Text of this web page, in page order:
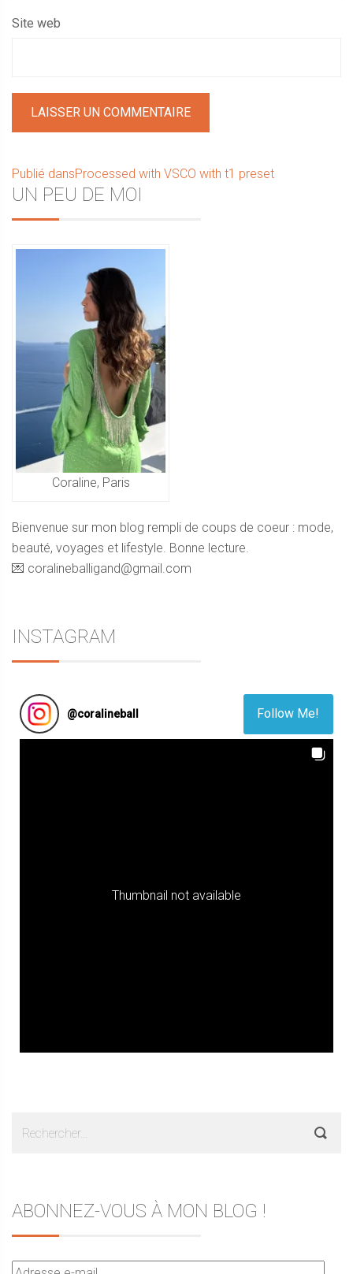
Site web
Navigation
de
Publié dansProcessed with VSCO with t1 preset
Sidebar
UN PEU DE MOI
Coraline, Paris
Bienvenue sur mon blog rempli de coups de coeur : mode,
beauté, voyages et lifestyle. Bonne lecture.
💌 coralineballigand@gmail.com
INSTAGRAM
@coralineball Follow Me!
Thumbnail not available
ABONNEZ-VOUS À MON BLOG !
Adresse